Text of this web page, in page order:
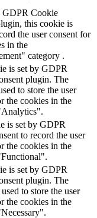
GDPR Cookie
this cookie is
the user consent for
in the
category .
is set by GDPR
plugin. The
to store the user
the cookies in the
is set by GDPR
to record the user
the cookies in the
is set by GDPR
plugin. The
to store the user
the cookies in the